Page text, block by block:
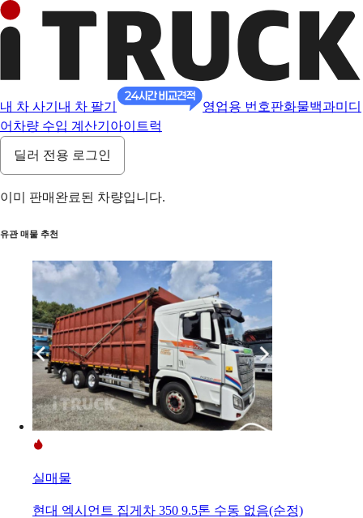
내 차 사기 내 차 팔기 영업용 번호판화물백과미디
어 차량 수입 계산기 아이트럭
딜러 전용 로그인
이미 판매완료된 차량입니다.
유관 매물 추천
실매물
현대 엑시언트 집게차 350 9.5톤 수동 없음(순정)